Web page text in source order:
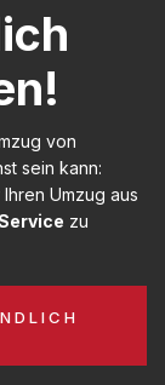
von
sein kann:
Umzug aus
zu